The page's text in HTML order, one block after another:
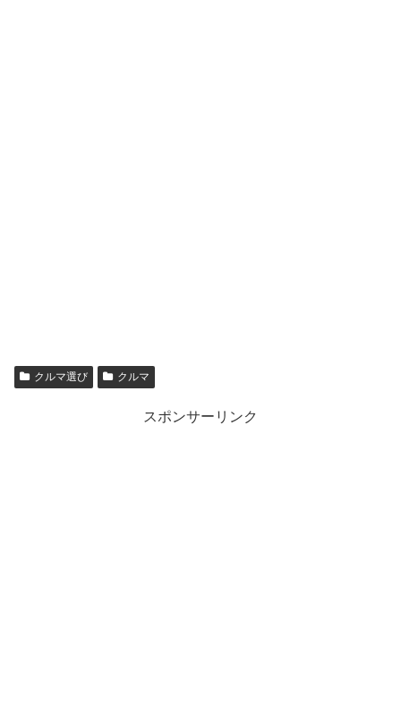
クルマ選び クルマ
スポンサーリンク